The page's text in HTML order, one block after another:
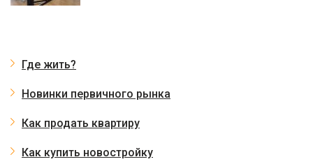
Где жить?
Новинки первичного рынка
Как продать квартиру
Как купить новостройку